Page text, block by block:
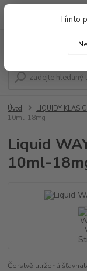
Tímto
Po - Pá 9:00 - 19:00 So
Úvod LIQUIDY
10ml-18mg
Liquid
10ml-
Čerstvě utržená